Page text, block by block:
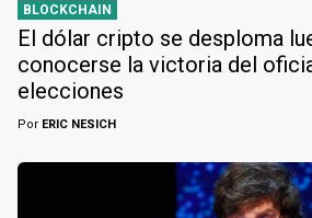
BLOCKCHAIN
El dólar cripto se desploma
conocerse la victoria del
elecciones
Por ERIC NESICH